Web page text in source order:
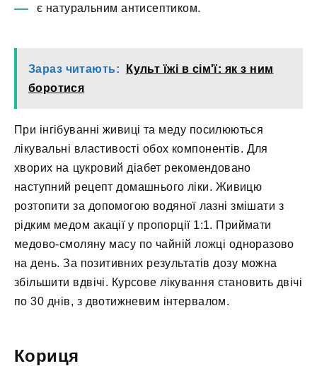
є натуральним антисептиком.
Зараз читають:
Культ їжі в сім'ї: як з ним
боротися
При інгібуванні живиці та меду посилюються
лікувальні властивості обох компонентів. Для
хворих на цукровий діабет рекомендовано
наступний рецепт домашнього ліки. Живицю
розтопити за допомогою водяної лазні змішати з
рідким медом акації у пропорції 1:1. Приймати
медово-смоляну масу по чайній ложці одноразово
на день. За позитивних результатів дозу можна
збільшити вдвічі. Курсове лікування становить двічі
по 30 днів, з двотижневим інтервалом.
Кориця